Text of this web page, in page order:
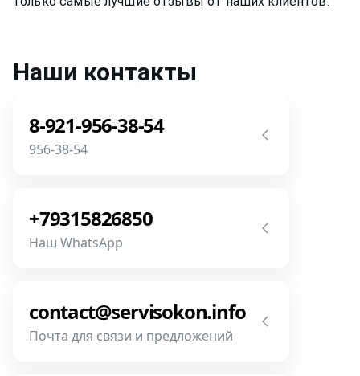
Наши контакты
8-921-956-38-54
956-38-54
роботов и автоответчиков!
+79315826850
Наш WhatsApp
предметней если Вы пришлете
фотографии, размеры и пр.
contact@servisokon.info
Почта для связи и предложений